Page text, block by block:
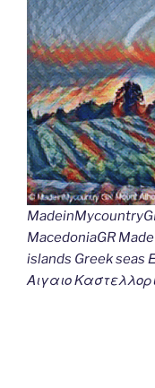
MacedoniaGR
islands Greek
Αιγαιο